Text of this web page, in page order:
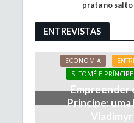
prata no
ENTREVISTAS
ECONOMIA
S. TOMÉ E PRÍNCIPE
Empreender
Príncipe: